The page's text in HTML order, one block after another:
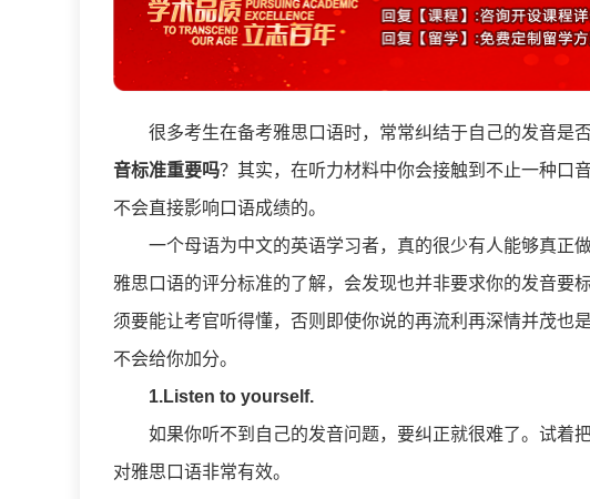
很多考生在备考雅思口语时，常常纠结于自己的发音是
音标准重要吗？其实，在听力材料中你会接触到不止一种口
不会直接影响口语成绩的。
一个母语为中文的英语学习者，真的很少有人能够真正
雅思口语的评分标准的了解，会发现也并非要求你的发音要
须要能让考官听得懂，否则即使你说的再流利再深情并茂也
不会给你加分。
1.Listen to yourself.
如果你听不到自己的发音问题，要纠正就很难了。试着
对雅思口语非常有效。